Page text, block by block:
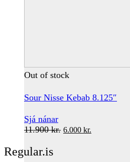
Out of stock
Sour Nisse Kebab 8.125″
Sjá nánar
11.900kr. Original
6.000 kr.
Regular.is